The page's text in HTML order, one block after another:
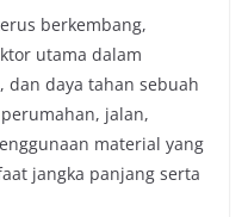
berkembang,
utama dalam
dan daya tahan sebuah
jalan,
material yang
jangka panjang serta